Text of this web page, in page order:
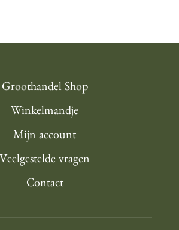
Groothandel Shop
Winkelmandje
Mijn account
Veelgestelde vragen
Contact